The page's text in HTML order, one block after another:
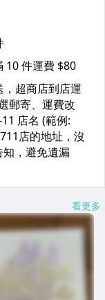
看更多